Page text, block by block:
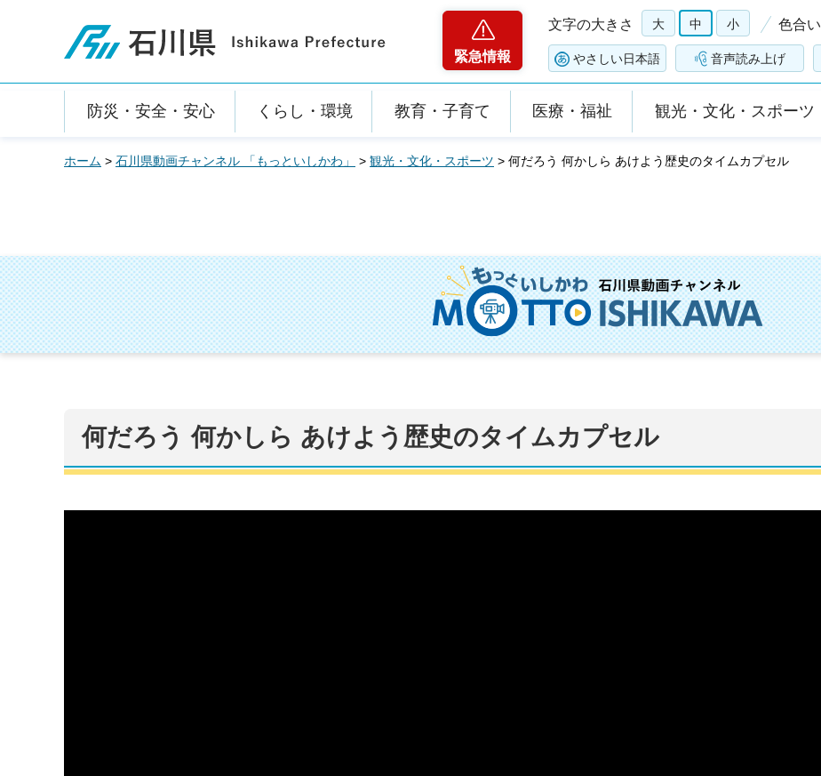
石川県
緊急情報
文字の大きさ 大 中 小 色合い
やさしい日本語 音声読み上げ
防災・安全・安心 くらし・環境 教育・子育て 医療・福祉 観光・文化・スポーツ
ホーム > 石川県動画チャンネル 「もっといしかわ」 > 観光・文化・スポーツ > 何だろう 何かしら あけよう歴史のタイムカプセル
何だろう 何かしら あけよう歴史のタイムカプセル